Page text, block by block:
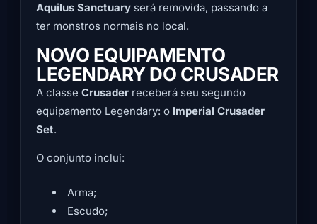
Aquilus Sanctuary será removida, passando a
ter monstros normais no local.
NOVO EQUIPAMENTO
LEGENDARY DO CRUSADER
A classe Crusader receberá seu segundo
equipamento Legendary: o Imperial Crusader
Set.
O conjunto inclui:
Arma;
Escudo;